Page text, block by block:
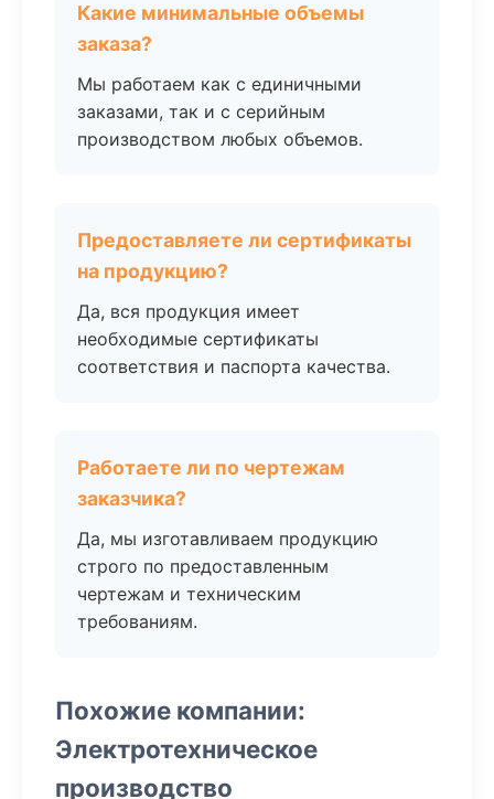
Какие минимальные объемы
заказа?
Мы работаем как с единичными
заказами, так и с серийным
производством любых объемов.
Предоставляете ли сертификаты
на продукцию?
Да, вся продукция имеет
необходимые сертификаты
соответствия и паспорта качества.
Работаете ли по чертежам
заказчика?
Да, мы изготавливаем продукцию
строго по предоставленным
чертежам и техническим
требованиям.
Похожие компании:
Электротехническое
производство